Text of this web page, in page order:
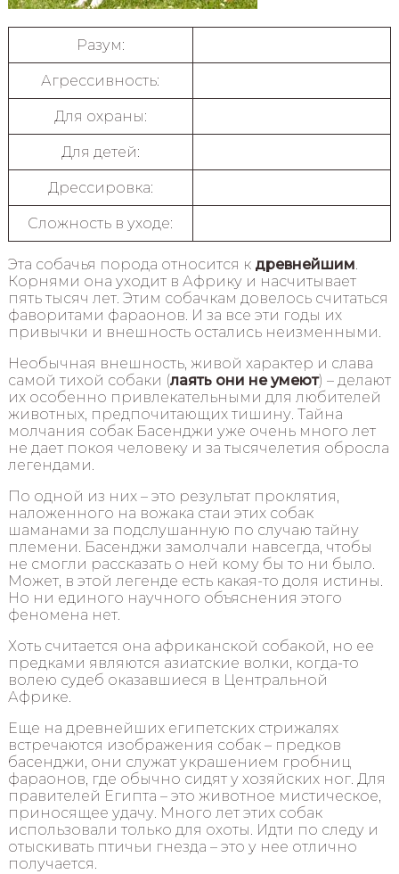
Разум:
Агрессивность:
Для охраны:
Для детей:
Дрессировка:
Сложность в уходе:
Эта собачья порода относится к древнейшим.
Корнями она уходит в Африку и насчитывает
пять тысяч лет. Этим собачкам довелось считаться
фаворитами фараонов. И за все эти годы их
привычки и внешность остались неизменными.
Необычная внешность, живой характер и слава
самой тихой собаки (лаять они не умеют) – делают
их особенно привлекательными для любителей
животных, предпочитающих тишину. Тайна
молчания собак Басенджи уже очень много лет
не дает покоя человеку и за тысячелетия обросла
легендами.
По одной из них – это результат проклятия,
наложенного на вожака стаи этих собак
шаманами за подслушанную по случаю тайну
племени. Басенджи замолчали навсегда, чтобы
не смогли рассказать о ней кому бы то ни было.
Может, в этой легенде есть какая-то доля истины.
Но ни единого научного объяснения этого
феномена нет.
Хоть считается она африканской собакой, но ее
предками являются азиатские волки, когда-то
волею судеб оказавшиеся в Центральной
Африке.
Еще на древнейших египетских стрижалях
встречаются изображения собак – предков
басенджи, они служат украшением гробниц
фараонов, где обычно сидят у хозяйских ног. Для
правителей Египта – это животное мистическое,
приносящее удачу. Много лет этих собак
использовали только для охоты. Идти по следу и
отыскивать птичьи гнезда – это у нее отлично
получается.